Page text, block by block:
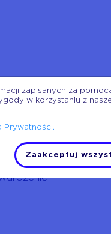
nas
Wszystko
zapisanych za
w korzystaniu z
Prywatności.
Zaakceptuj